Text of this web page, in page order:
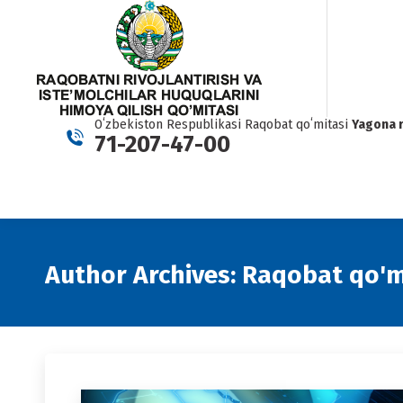
Oʻzbekiston Respublikasi Raqobat qoʻmitasi Yagona
71-207-47-00
Author Archives: Raqobat